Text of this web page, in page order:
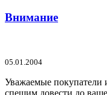
Внимание
05.01.2004
Уважаемые
спешим довести до